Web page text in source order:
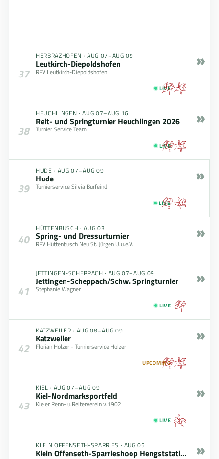
37
HERBRAZHOFEN · AUG 07–AUG 09
Leutkirch-Diepoldshofen
RFV Leutkirch-Diepoldshofen
LIVE
»
38
HEUCHLINGEN ·AUG 07–AUG 16
Reit- und Springturnier Heuchlingen 2026
Turnier Service Team
LIVE
»
39
HUDE · AUG 07–AUG 09
Hude
Turnierservice Silvia Burfeind
LIVE
»
40
HÜTTENBUSCH ·AUG 03
Spring- und Dressurturnier
RFV Hüttenbusch Neu St. Jürgen U.u.e.V.
»
41
JETTINGEN-SCHEPPACH · AUG 07–AUG 09
Jettingen-Scheppach/Schw. Springturnier
Stephanie Wagner
LIVE
»
42
KATZWEILER · AUG 08–AUG 09
Katzweiler
Florian Holzer - Turnierservice Holzer
UPCOMING
»
43
KIEL · AUG 07–AUG 09
Kiel-Nordmarksportfeld
Kieler Renn- u.Reiterverein v.1902
LIVE
»
KLEIN OFFENSETH-SPARRIES · AUG 05
Klein Offenseth-Sparrieshoop Hengststation Maas J. Hell »